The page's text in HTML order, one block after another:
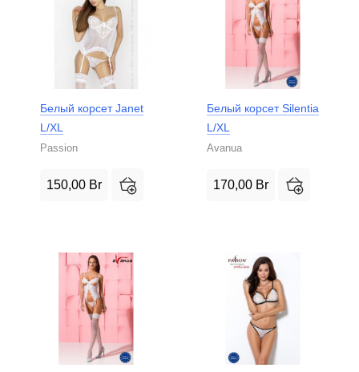
Белый корсет Janet
L/XL
Passion
150,00 Br
Белый корсет Silentia
L/XL
Avanua
170,00 Br